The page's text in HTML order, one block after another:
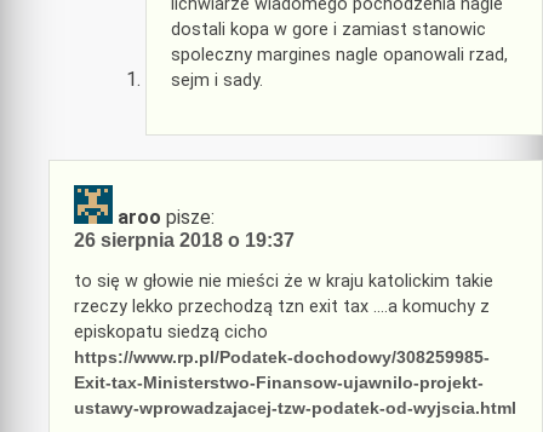
dostali kopa w gore i zamiast stanowic
spoleczny margines nagle opanowali rzad,
sejm i sady.
aroo pisze:
26 sierpnia 2018 o 19:37
to się w głowie nie mieści że w kraju katolickim takie
rzeczy lekko przechodzą tzn exit tax ….a komuchy z
episkopatu siedzą cicho
https://www.rp.pl/Podatek-dochodowy/308259985-
Exit-tax-Ministerstwo-Finansow-ujawnilo-projekt-
ustawy-wprowadzajacej-tzw-podatek-od-wyjscia.html